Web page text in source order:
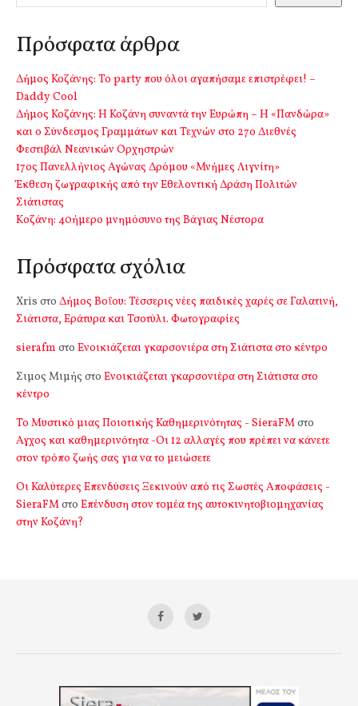
Πρόσφατα άρθρα
Δήμος Κοζάνης: Το party που όλοι αγαπήσαμε επιστρέφει! –
Daddy Cool
Δήμος Κοζάνης: Η Κοζάνη συναντά την Ευρώπη – Η «Πανδώρα»
και ο Σύνδεσμος Γραμμάτων και Τεχνών στο 27ο Διεθνές
Φεστιβάλ Νεανικών Ορχηστρών
17ος Πανελλήνιος Αγώνας Δρόμου «Μνήμες Λιγνίτη»
Έκθεση ζωγραφικής από την Εθελοντική Δράση Πολιτών
Σιάτιστας
Kοζάνη: 40ήμερο μνημόσυνο της Βάγιας Νέστορα
Πρόσφατα σχόλια
Xris στο Δήμος Βοΐου: Τέσσερις νέες παιδικές χαρές σε Γαλατινή,
Σιάτιστα, Εράτυρα και Τσοτύλι. Φωτογραφίες
sierafm στο Ενοικιάζεται γκαρσονιέρα στη Σιάτιστα στο κέντρο
Σιμος Μιμής στο Ενοικιάζεται γκαρσονιέρα στη Σιάτιστα στο
κέντρο
Το Μυστικό μιας Ποιοτικής Καθημερινότητας - SieraFMστο
Αγχος και καθημερινότητα -Οι 12 αλλαγές που πρέπει να κάνετε
στον τρόπο ζωής σας για να το μειώσετε
Οι Καλύτερες Επενδύσεις Ξεκινούν από τις Σωστές Αποφάσεις -
SieraFMστο Επένδυση στον τομέα της αυτοκινητοβιομηχανίας
στην Κοζάνη?